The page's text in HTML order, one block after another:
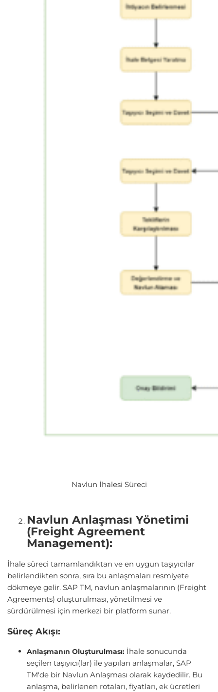
Navlun İhalesi Süreci
Navlun Anlaşması Yönetimi
(Freight Agreement
Management):
İhale süreci tamamlandıktan ve en uygun taşıyıcılar
belirlendikten sonra, sıra bu anlaşmaları resmiyete
dökmeye gelir. SAP TM, navlun anlaşmalarının (Freight
Agreements) oluşturulması, yönetilmesi ve
sürdürülmesi için merkezi bir platform sunar.
Süreç Akışı:
Anlaşmanın Oluşturulması: İhale sonucunda
seçilen taşıyıcı(lar) ile yapılan anlaşmalar, SAP
TM'de bir Navlun Anlaşması olarak kaydedilir. Bu
anlaşma, belirlenen rotaları, fiyatları, ek ücretleri